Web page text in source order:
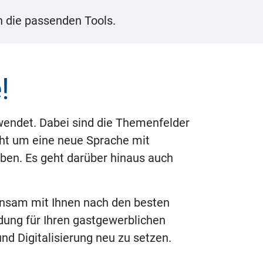
passenden Tools.
Dabei sind die Themenfelder
um eine neue Sprache mit
Es geht darüber hinaus auch
mit Ihnen nach den besten
für Ihren gastgewerblichen
Digitalisierung neu zu setzen.